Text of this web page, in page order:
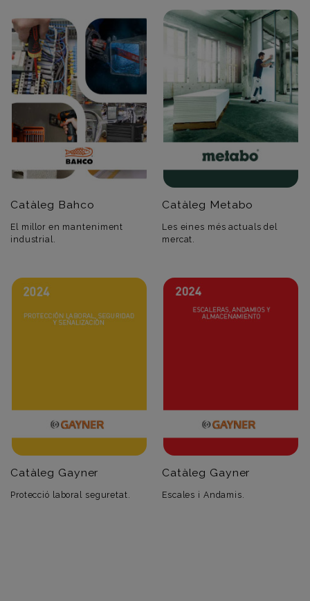
Catàleg Bahco
El millor en manteniment
industrial.
Catàleg Metabo
Les eines més actuals del
mercat.
Catàleg Gayner
Protecció laboral seguretat.
Catàleg Gayner
Escales i Andamis.